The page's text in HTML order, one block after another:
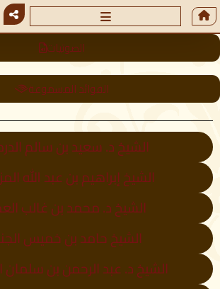
الصوتيات
الفوائد المسموعة
الشيخ د. سعيد بن سالم
الشيخ إبراهيم بن عبد الله
الشيخ د. محمد بن غالب
الشيخ حامد بن خميس
الشيخ د. عبد الرحمن بن